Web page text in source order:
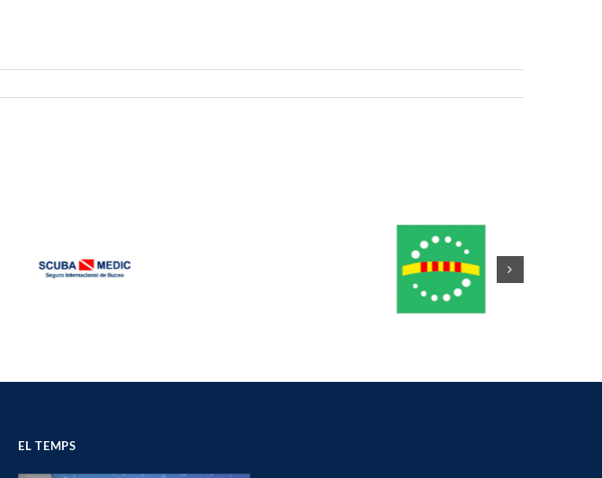
EL TEMPS